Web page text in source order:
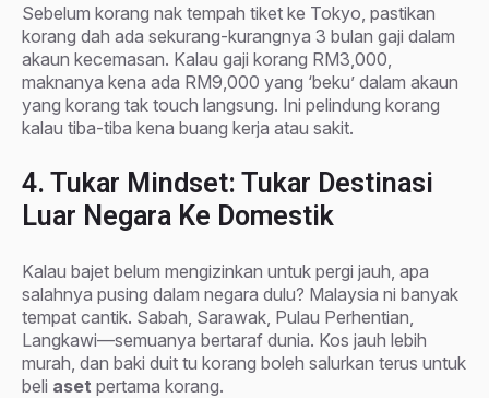
Sebelum korang nak tempah tiket ke Tokyo, pastikan
korang dah ada sekurang-kurangnya 3 bulan gaji dalam
akaun kecemasan. Kalau gaji korang RM3,000,
maknanya kena ada RM9,000 yang ‘beku’ dalam akaun
yang korang tak touch langsung. Ini pelindung korang
kalau tiba-tiba kena buang kerja atau sakit.
4. Tukar Mindset: Tukar Destinasi
Luar Negara Ke Domestik
Kalau bajet belum mengizinkan untuk pergi jauh, apa
salahnya pusing dalam negara dulu? Malaysia ni banyak
tempat cantik. Sabah, Sarawak, Pulau Perhentian,
Langkawi—semuanya bertaraf dunia. Kos jauh lebih
murah, dan baki duit tu korang boleh salurkan terus untuk
beli aset pertama korang.